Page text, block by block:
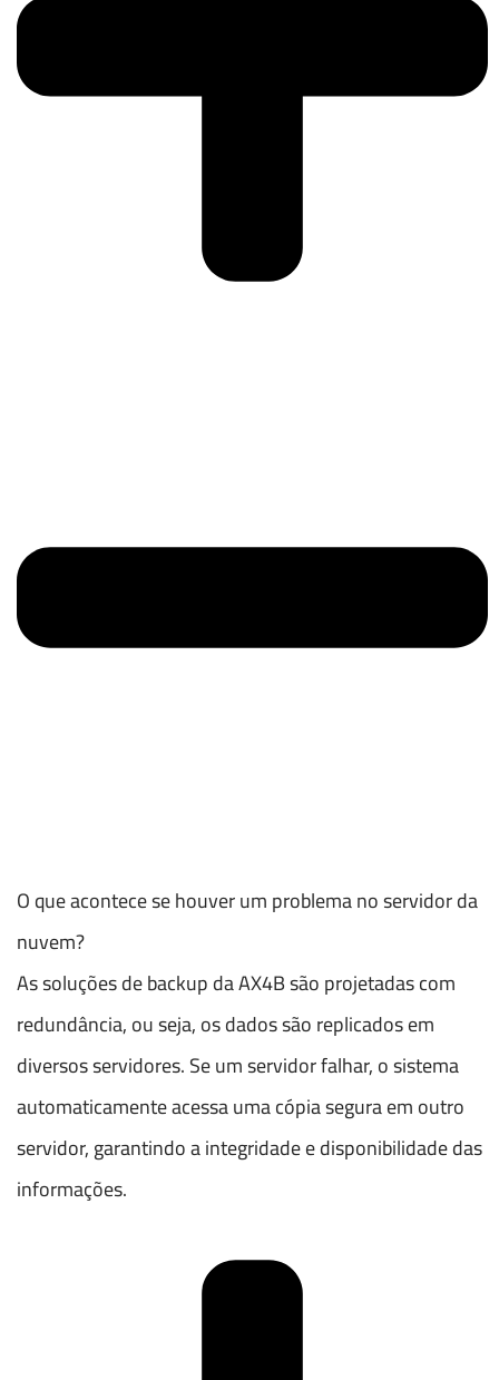
O que acontece se houver um problema no servidor da
nuvem?
As soluções de backup da AX4B são projetadas com
redundância, ou seja, os dados são replicados em
diversos servidores. Se um servidor falhar, o sistema
automaticamente acessa uma cópia segura em outro
servidor, garantindo a integridade e disponibilidade das
informações.